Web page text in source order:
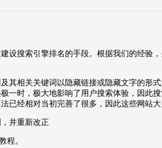
设搜索引擎排名的手段。根据我们的经验
相关关键词以隐藏链接或隐藏文字的形
一时，极大地影响了用户搜索体验，因此
已经相对当初完善了很多，因此这些网站大
并重新改正
程。